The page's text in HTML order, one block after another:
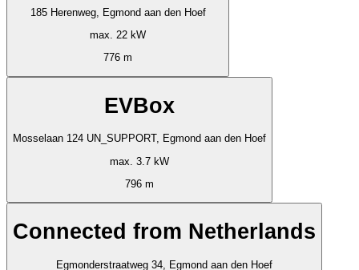
185 Herenweg, Egmond aan den Hoef
max. 22 kW
776 m
EVBox
Mosselaan 124 UN_SUPPORT, Egmond aan den Hoef
max. 3.7 kW
796 m
Connected from Netherlands
Egmonderstraatweg 34, Egmond aan den Hoef